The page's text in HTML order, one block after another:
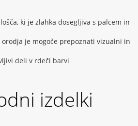
ki je zlahka dosegljiva s palcem in
je mogoče prepoznati vizualni in
deli v rdeči barvi
izdelki